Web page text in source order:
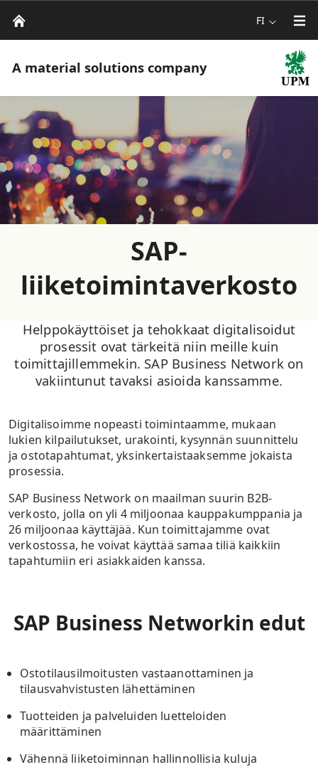
FI
A material solutions company
SAP-
liiketoimintaverkosto
Helppokäyttöiset ja tehokkaat digitalisoidut
prosessit ovat tärkeitä niin meille kuin
toimittajillemmekin. SAP Business Network on
vakiintunut tavaksi asioida kanssamme.
Digitalisoimme nopeasti toimintaamme, mukaan
lukien kilpailutukset, urakointi, kysynnän suunnittelu
ja ostotapahtumat, yksinkertaistaaksemme jokaista
prosessia.
SAP Business Network on maailman suurin B2B-
verkosto, jolla on yli 4 miljoonaa kauppakumppania ja
26 miljoonaa käyttäjää. Kun toimittajamme ovat
verkostossa, he voivat käyttää samaa tiliä kaikkiin
tapahtumiin eri asiakkaiden kanssa.
SAP Business Networkin edut
Ostotilausilmoitusten vastaanottaminen ja
tilausvahvistusten lähettäminen
Tuotteiden ja palveluiden luetteloiden
määrittäminen
Vähennä liiketoiminnan hallinnollisia kuluja